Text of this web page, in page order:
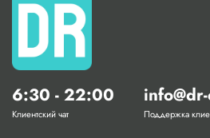
6:30 - 22:00
Клиентский чат Поддержка